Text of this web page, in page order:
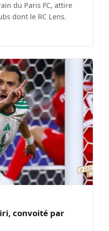
du Paris FC, attire
dont le RC Lens.
convoité par